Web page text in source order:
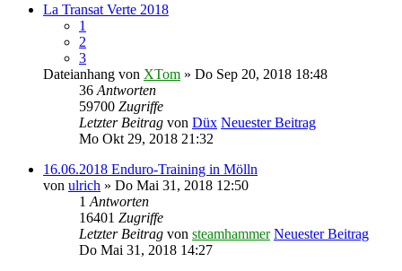
La Transat Verte 2018
1
2
3
Dateianhang von XTom » Do Sep 20, 2018 18:48
36 Antworten
59700 Zugriffe
Letzter Beitrag von Düx Neuester Beitrag
Mo Okt 29, 2018 21:32
16.06.2018 Enduro-Training in Mölln
von ulrich » Do Mai 31, 2018 12:50
1 Antworten
16401 Zugriffe
Letzter Beitrag von steamhammer Neuester Beitrag
Do Mai 31, 2018 14:27